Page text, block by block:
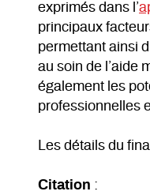
exprimés dans l’
principaux
permettant ainsi
au soin de l’aide
également les
professionnelles
Les détails du
Citation :